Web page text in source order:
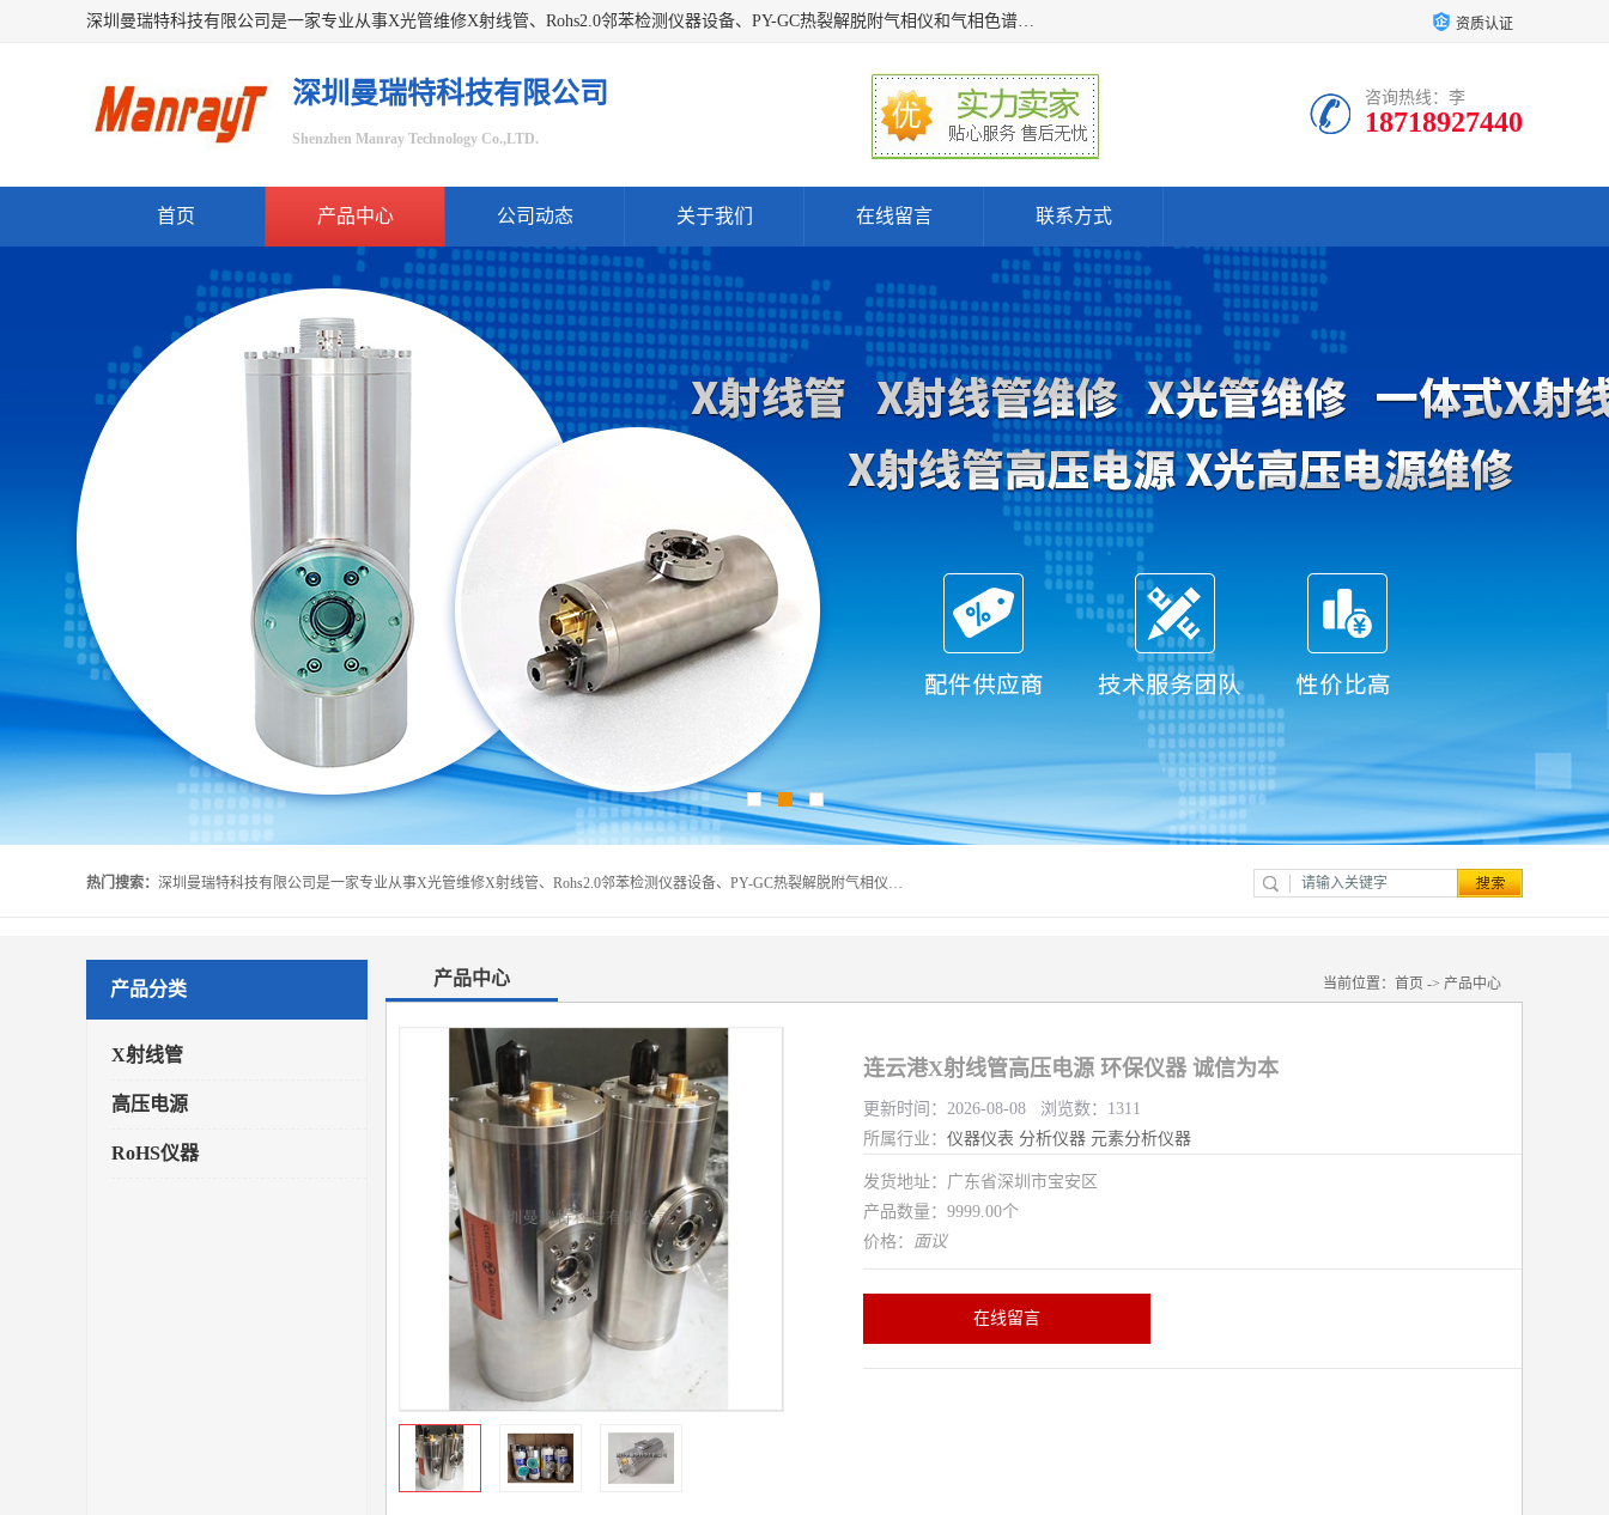
深圳曼瑞特科技有限公司是一家专业从事X光管维修X射线管、Rohs2.0邻苯检测仪器设备、PY-GC热裂解脱附气相仪和气相色谱光谱仪器、天瑞仪器探测器、高压电源等产品的维修出租的企业。本公司以客户至上为宗旨，以专注、专一、专业的精神为您提供安全、经济的技术服务。 资质认证
深圳曼瑞特科技有限公司
Shenzhen Manray Technology Co.,LTD.
咨询热线：李
18718927440
首页 产品中心 公司动态 关于我们 在线留言 联系方式
热门搜索： 深圳曼瑞特科技有限公司是一家专业从事X光管维修X射线管、Rohs2.0邻苯检测仪器设备、PY-GC热裂解脱附气相仪和气相色谱光谱仪器、天瑞仪器探测器、高压电源等产品的维修出租的企业。本公司以客户至上为宗旨，以专注、专一、专业的精神为您提供安全、经济的技术服务。
产品分类
X射线管
高压电源
RoHS仪器
产品中心 当前位置： 首页 -> 产品中心
连云港X射线管高压电源 环保仪器 诚信为本
更新时间：2026-08-08 浏览数：1311
所属行业： 仪器仪表 分析仪器 元素分析仪器
发货地址：广东省深圳市宝安区
产品数量：9999.00个
价格： 面议
在线留言